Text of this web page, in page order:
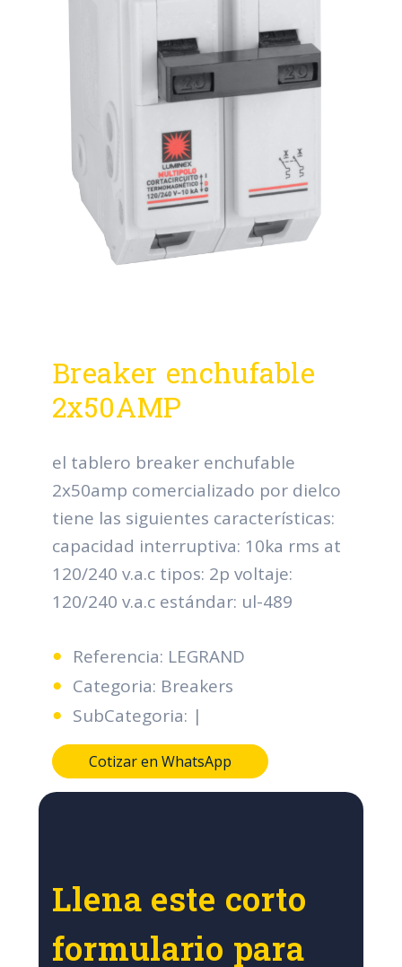
Breaker enchufable
2x50AMP
el tablero breaker enchufable
2x50amp comercializado por dielco
tiene las siguientes características:
capacidad interruptiva: 10ka rms at
120/240 v.a.c tipos: 2p voltaje:
120/240 v.a.c estándar: ul-489
Referencia: LEGRAND
Categoria: Breakers
SubCategoria: |
Cotizar en WhatsApp
Llena este corto
formulario para